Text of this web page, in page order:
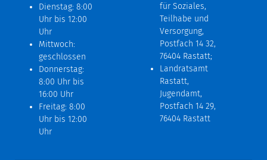
Dienstag: 8:00
Uhr bis 12:00
Uhr
Mittwoch:
geschlossen
Donnerstag:
8:00 Uhr bis
16:00 Uhr
Freitag: 8:00
Uhr bis 12:00
Uhr
für Soziales,
Teilhabe und
Versorgung,
Postfach 14 32,
76404 Rastatt;
Landratsamt
Rastatt,
Jugendamt,
Postfach 14 29,
76404 Rastatt